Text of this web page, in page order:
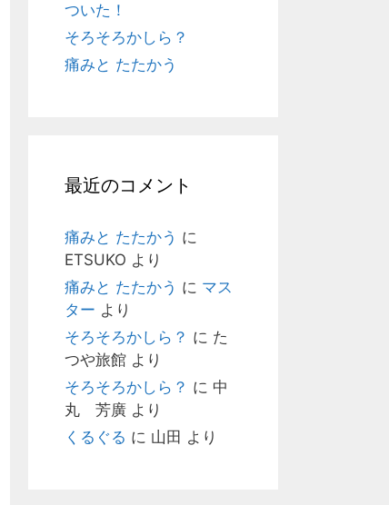
ついた！
そろそろかしら？
痛みと たたかう
最近のコメント
痛みと たたかう に
ETSUKO より
痛みと たたかう に マス
ター より
そろそろかしら？ に た
つや旅館 より
そろそろかしら？ に 中
丸 芳廣 より
くるぐる に 山田 より